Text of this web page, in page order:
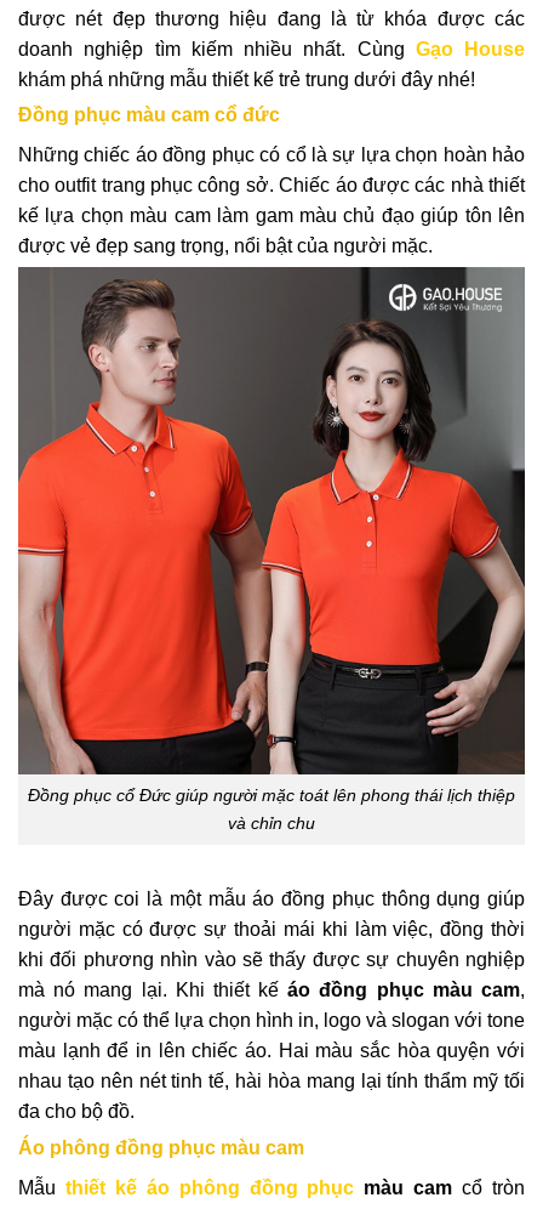
được nét đẹp thương hiệu đang là từ khóa được các
doanh nghiệp tìm kiếm nhiều nhất. Cùng Gạo House
khám phá những mẫu thiết kế trẻ trung dưới đây nhé!
Đồng phục màu cam cổ đức
Những chiếc áo đồng phục có cổ là sự lựa chọn hoàn hảo
cho outfit trang phục công sở. Chiếc áo được các nhà thiết
kế lựa chọn màu cam làm gam màu chủ đạo giúp tôn lên
được vẻ đẹp sang trọng, nổi bật của người mặc.
Đồng phục cổ Đức giúp người mặc toát lên phong thái lịch thiệp
và chỉn chu
Đây được coi là một mẫu áo đồng phục thông dụng giúp
người mặc có được sự thoải mái khi làm việc, đồng thời
khi đối phương nhìn vào sẽ thấy được sự chuyên nghiệp
mà nó mang lại. Khi thiết kếáo đồng phục màu cam,
người mặc có thể lựa chọn hình in, logo và slogan với tone
màu lạnh để in lên chiếc áo. Hai màu sắc hòa quyện với
nhau tạo nên nét tinh tế, hài hòa mang lại tính thẩm mỹ tối
đa cho bộ đồ.
Áo phông đồng phục màu cam
Mẫu thiết kế áo phông đồng phục màu cam cổ tròn